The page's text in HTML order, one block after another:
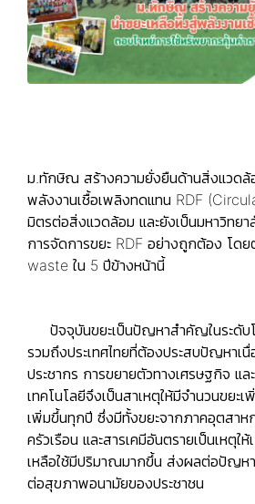
ม.ทักษิณ สร้างความยั่งยืนด้านสิ่งแวดล้
พลังงานเชื้อเพลิงทดแทน RDF
มิตรต่อสิ่งแวดล้อม และยังเป็นมหาวิทย
การจัดการขยะ RDF อย่างถูกต้อง โดย
waste ใน 5 ปีข้างหน้านี้
ปัจจุบันขยะเป็นปัญหาสำคัญในระดับโ
รวมถึงประเทศไทยที่ต้องประสบปัญหาเ
ประชากร การขยายตัวทางเศรษฐกิจ แล
เทคโนโลยีจึงเป็นสาเหตุให้มีจำนวนขยะ
เพิ่มขึ้นทุกปี ซึ่งมีทั้งขยะจากภาคอุตสาห
ครัวเรือน และสารเคมีอันตรายเป็นเหตุใ
เหลือใช้มีปริมาณมากขึ้น ส่งผลต่อปัญห
ต่อสุขภาพอนามัยของประชาชน